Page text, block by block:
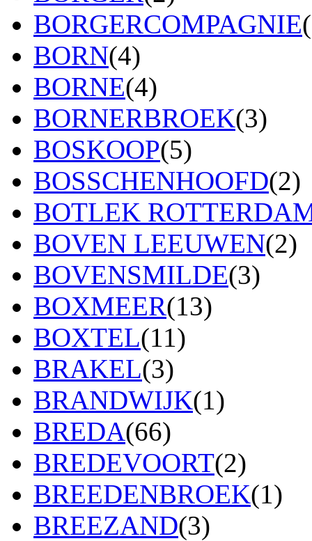
BORGERCOMPAGNIE
BORN(4)
BORNE(4)
BORNERBROEK(3)
BOSKOOP(5)
BOSSCHENHOOFD(2)
BOTLEK
BOVEN LEEUWEN(2)
BOVENSMILDE(3)
BOXMEER(13)
BOXTEL(11)
BRAKEL(3)
BRANDWIJK(1)
BREDA(66)
BREDEVOORT(2)
BREEDENBROEK(1)
BREEZAND(3)